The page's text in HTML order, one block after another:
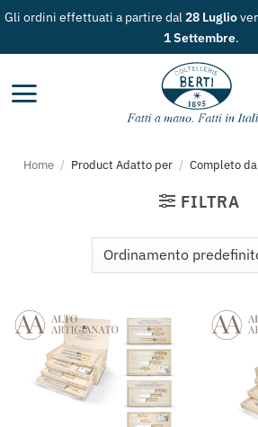
Salta
Gli ordini effettuati a partire dal28 Luglio
1 Settembre.
Home / Product Adatto per / Completo
FILTRA